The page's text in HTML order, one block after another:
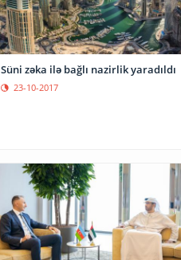
Süni zəka ilə bağlı nazirlik yaradıldı
23-10-2017